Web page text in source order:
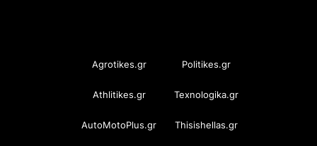
Agrotikes.gr Politikes.gr
Athlitikes.gr Texnologika.gr
AutoMotoPlus.gr Thisishellas.gr